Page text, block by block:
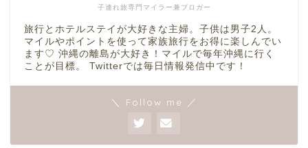
子連れ旅専門マイラー兼ブロガー
旅行とホテルステイが大好きな主婦。子供は男子2人。
マイルやポイントを使って家族旅行をお得に楽しんでい
ます♡ 沖縄の離島が大好き！マイルで毎年沖縄に行く
ことが目標。 Twitterでは毎日情報発信中です！
＼ Follow me ／